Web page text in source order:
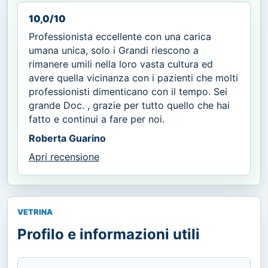
10,0/10
Professionista eccellente con una carica
umana unica, solo i Grandi riescono a
rimanere umili nella loro vasta cultura ed
avere quella vicinanza con i pazienti che molti
professionisti dimenticano con il tempo. Sei
grande Doc. , grazie per tutto quello che hai
fatto e continui a fare per noi.
Roberta Guarino
Apri recensione
VETRINA
Profilo e informazioni utili